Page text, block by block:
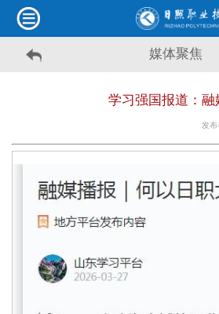
媒体聚焦
学习强国报道：
发